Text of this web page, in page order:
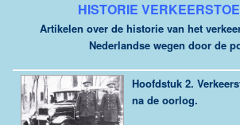
HISTORIE
Artikelen over de historie van het
Nederlandse wegen door de
Hoofdstuk 2.
na de oorlog.